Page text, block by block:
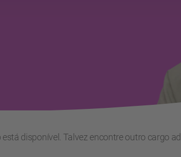
disponível. Talvez encontre outro cargo